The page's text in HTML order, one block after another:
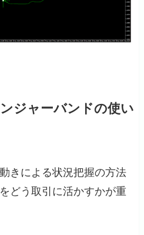
ジャーバンドの使い
きによる状況把握の方法
どう取引に活かすかが重